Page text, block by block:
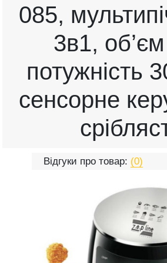
085,
3в1,
потужність
сенсорне
Відгуки про товар: (0)